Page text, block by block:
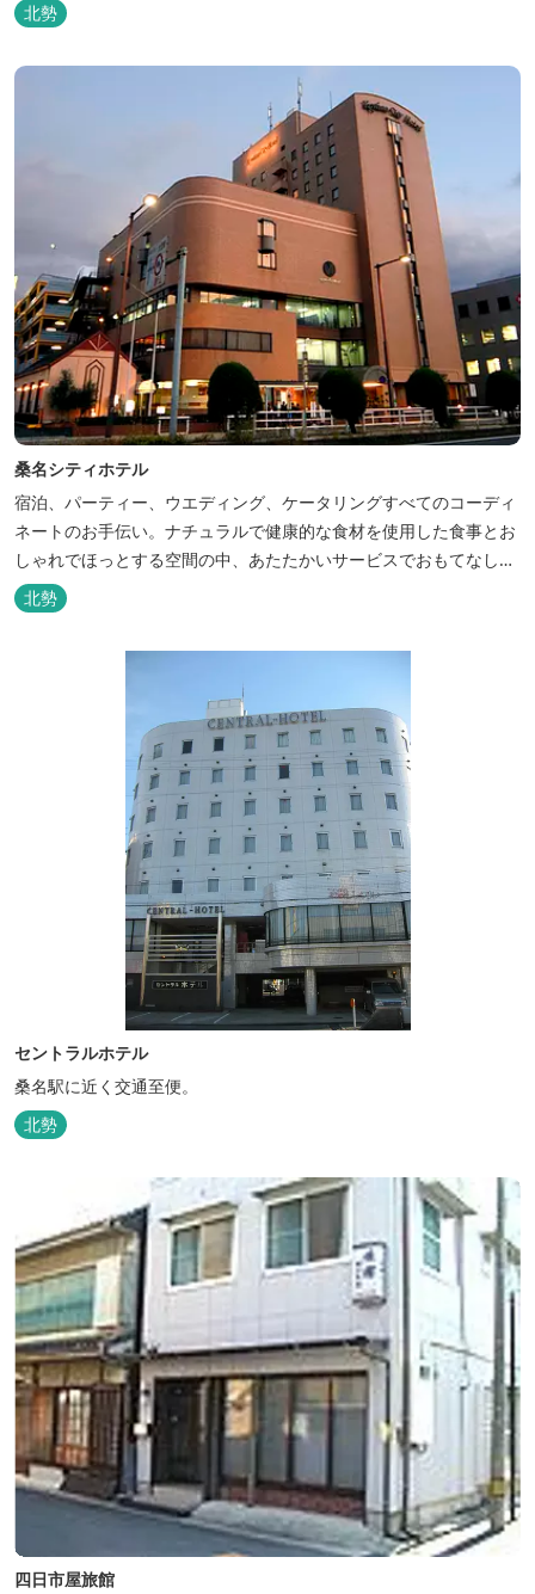
北勢
桑名シティホテル
宿泊、パーティー、ウエディング、ケータリングすべてのコーディ
ネートのお手伝い。ナチュラルで健康的な食材を使用した食事とお
しゃれでほっとする空間の中、あたたかいサービスでおもてなしい
たします。
北勢
セントラルホテル
桑名駅に近く交通至便。
北勢
四日市屋旅館